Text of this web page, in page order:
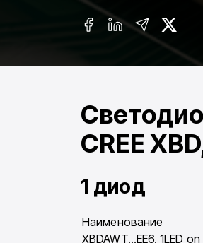
CREE
1 диод
Наименование
XBDAWT…EE6, 1LED